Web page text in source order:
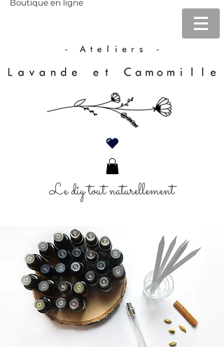
Boutique en ligne
Le diy tout naturellement